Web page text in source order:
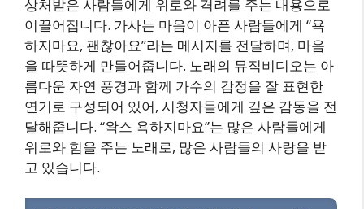
상처받은 사람들에게 위로와 격려를 주는 내용으로
이끌어집니다. 가사는 마음이 아픈 사람들에게 “욕
하지마요, 괜찮아요”라는 메시지를 전달하며, 마음
을 따뜻하게 만들어줍니다. 노래의 뮤직비디오는 아
름다운 자연 풍경과 함께 가수의 감정을 잘 표현한
연기로 구성되어 있어, 시청자들에게 깊은 감동을 전
달해줍니다. “왁스 욕하지마요”는 많은 사람들에게
위로와 힘을 주는 노래로, 많은 사람들의 사랑을 받
고 있습니다.